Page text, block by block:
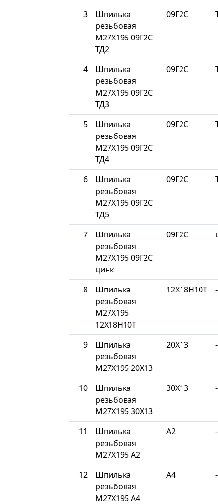
3
Шпилька
резьбовая
М27Х195 09Г2С
ТД2
09Г2С
4
Шпилька
резьбовая
М27Х195 09Г2С
ТД3
09Г2С
5
Шпилька
резьбовая
М27Х195 09Г2С
ТД4
09Г2С
6
Шпилька
резьбовая
М27Х195 09Г2С
ТД5
09Г2С
7
Шпилька
резьбовая
М27Х195 09Г2С
цинк
09Г2С
8
Шпилька
резьбовая
М27Х195
12Х18Н10Т
12Х18Н10Т -
9
Шпилька
резьбовая
М27Х195 20Х13
20Х13 -
10
Шпилька
резьбовая
М27Х195 30Х13
30Х13 -
11
Шпилька
резьбовая
М27Х195 A2
A2 -
12
Шпилька
резьбовая
М27Х195 A4
A4 -